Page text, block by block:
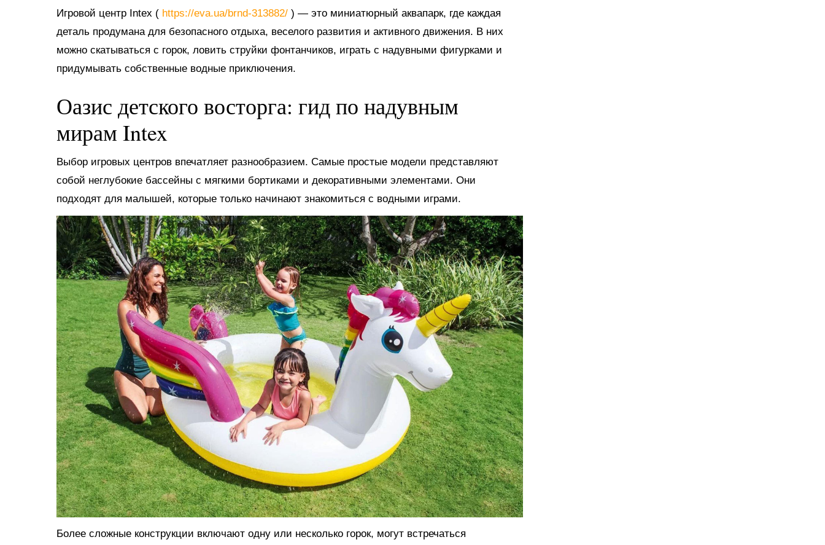
Игровой центр Intex ( https://eva.ua/brnd-313882/ ) — это миниатюрный аквапарк, где каждая
деталь продумана для безопасного отдыха, веселого развития и активного движения. В них
можно скатываться с горок, ловить струйки фонтанчиков, играть с надувными фигурками и
придумывать собственные водные приключения.
Оазис детского восторга: гид по надувным
мирам Intex
Выбор игровых центров впечатляет разнообразием. Самые простые модели представляют
собой неглубокие бассейны с мягкими бортиками и декоративными элементами. Они
подходят для малышей, которые только начинают знакомиться с водными играми.
Более сложные конструкции включают одну или несколько горок, могут встречаться